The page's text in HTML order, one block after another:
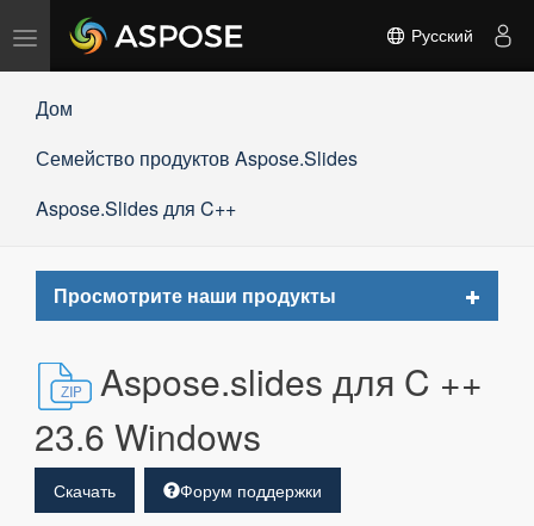
Переключить
навигацию
Русский
Дом
Семейство продуктов Aspose.Slides
Aspose.Slides для C++
Просмотрите наши продукты
Toggle
Aspose.slides для C ++
23.6 Windows
Скачать Форум поддержки